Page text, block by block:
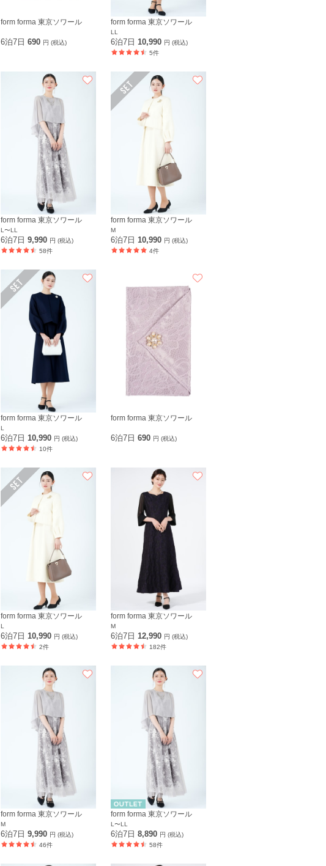
form forma 東京ソワール
6泊7日 690 円 (税込)
form forma 東京ソワール
LL
6泊7日 10,990 円 (税込)
5件
form forma 東京ソワール
L〜LL
6泊7日 9,990 円 (税込)
58件
form forma 東京ソワール
M
6泊7日 10,990 円 (税込)
4件
form forma 東京ソワール
L
6泊7日 10,990 円 (税込)
10件
form forma 東京ソワール
6泊7日 690 円 (税込)
form forma 東京ソワール
L
6泊7日 10,990 円 (税込)
2件
form forma 東京ソワール
M
6泊7日 12,990 円 (税込)
182件
form forma 東京ソワール
M
6泊7日 9,990 円 (税込)
46件
form forma 東京ソワール
L〜LL
6泊7日 8,890 円 (税込)
58件